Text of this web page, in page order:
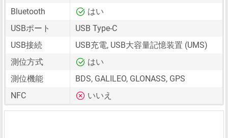
Bluetooth
はい
USBポート
USB Type-C
USB接続
USB充電, USB大容量記憶装置 (UMS)
測位方式
はい
測位機能
BDS, GALILEO, GLONASS, GPS
NFC
いいえ